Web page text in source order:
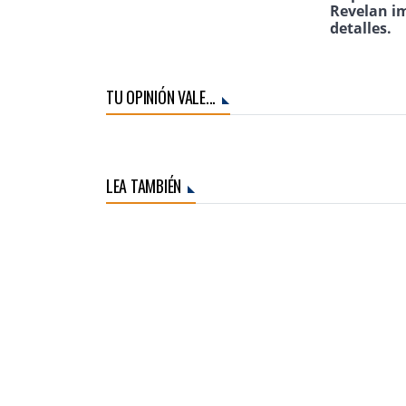
Revelan
detalles.
TU OPINIÓN VALE...
LEA TAMBIÉN